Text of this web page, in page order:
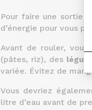
Pour faire une sortie
d’énergie pour vous
Avant de rouler,
(pâtes, riz), des
variée. Évitez de
Vous devriez
litre d’eau avant de